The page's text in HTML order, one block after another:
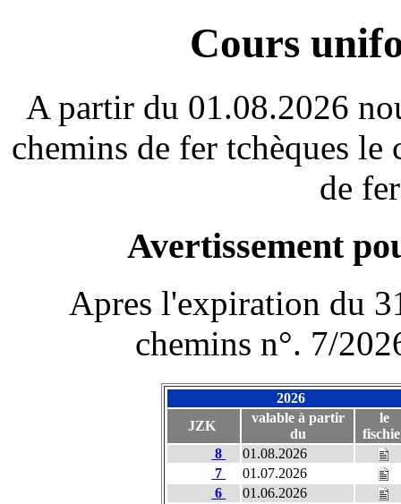
Cours
A partir du 01.08.2026
chemins de fer tchèques
de
Avertissement
Apres l'expiration du
chemins n°. 7/
2026
JZK
valable à partir
du
le
8
01.08.2026
7
01.07.2026
6
01.06.2026